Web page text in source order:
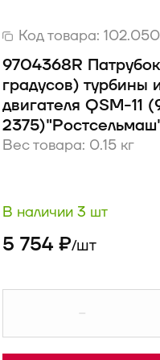
Код товара:
9704368R
градусов) турбины
двигателя QSM-11
Вес товара: 0.15 кг
В наличии 3 шт
5 754 ₽/шт